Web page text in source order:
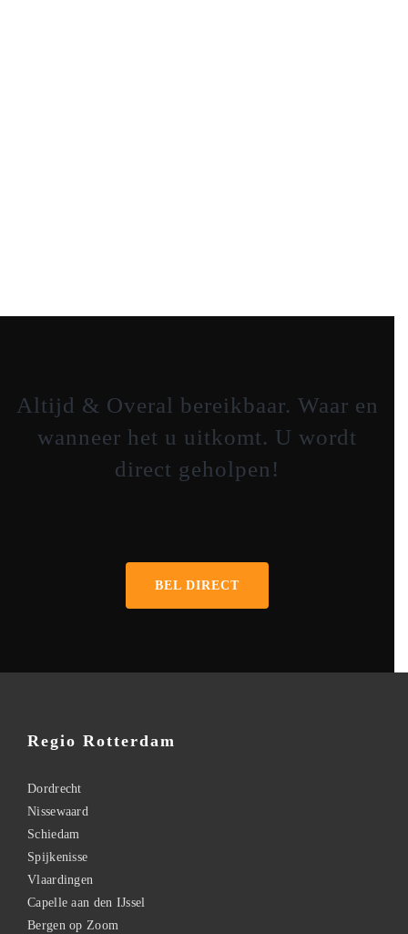
Altijd & Overal bereikbaar. Waar en
wanneer het u uitkomt. U wordt
direct geholpen!
BEL DIRECT
Regio Rotterdam
Dordrecht
Nissewaard
Schiedam
Spijkenisse
Vlaardingen
Capelle aan den IJssel
Bergen op Zoom